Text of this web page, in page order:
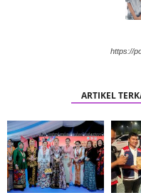
https://
ARTIKEL